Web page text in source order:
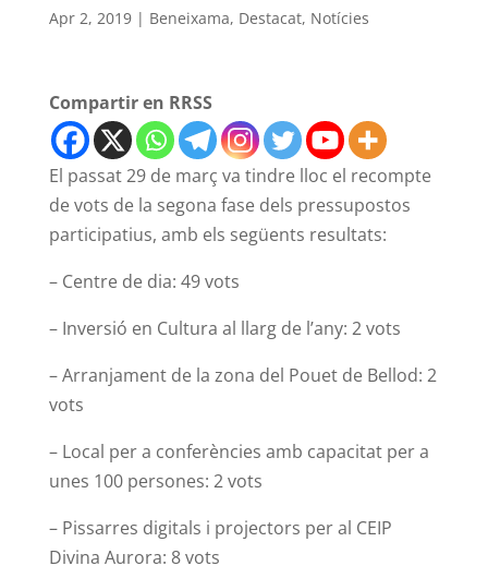
Apr 2, 2019| Beneixama, Destacat, Notícies
Compartir en RRSS
El passat 29 de març va tindre lloc el recompte
de vots de la segona fase dels pressupostos
participatius, amb els següents resultats:
– Centre de dia: 49 vots
– Inversió en Cultura al llarg de l’any: 2 vots
– Arranjament de la zona del Pouet de Bellod: 2
vots
– Local per a conferències amb capacitat per a
unes 100 persones: 2 vots
– Pissarres digitals i projectors per al CEIP
Divina Aurora: 8 vots